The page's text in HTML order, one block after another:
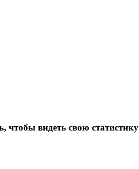
чтобы видеть свою статистику